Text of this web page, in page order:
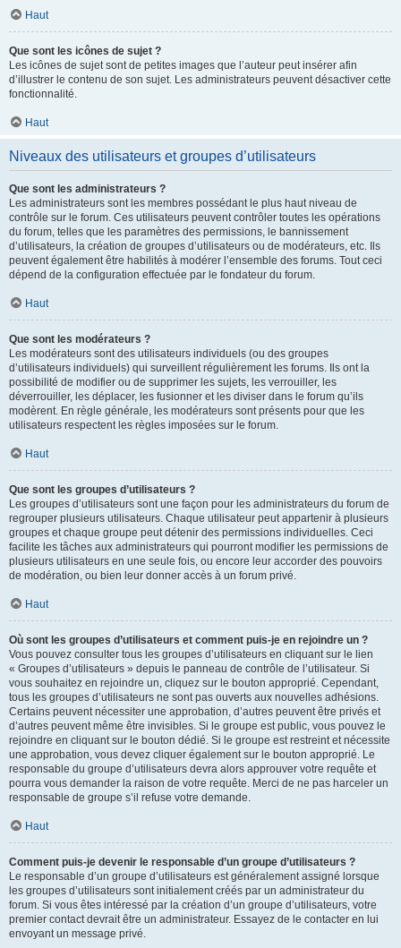
Haut
Que sont les icônes de sujet ?
Les icônes de sujet sont de petites images que l’auteur peut insérer afin
d’illustrer le contenu de son sujet. Les administrateurs peuvent désactiver cette
fonctionnalité.
Haut
Niveaux des utilisateurs et groupes d’utilisateurs
Que sont les administrateurs ?
Les administrateurs sont les membres possédant le plus haut niveau de
contrôle sur le forum. Ces utilisateurs peuvent contrôler toutes les opérations
du forum, telles que les paramètres des permissions, le bannissement
d’utilisateurs, la création de groupes d’utilisateurs ou de modérateurs, etc. Ils
peuvent également être habilités à modérer l’ensemble des forums. Tout ceci
dépend de la configuration effectuée par le fondateur du forum.
Haut
Que sont les modérateurs ?
Les modérateurs sont des utilisateurs individuels (ou des groupes
d’utilisateurs individuels) qui surveillent régulièrement les forums. Ils ont la
possibilité de modifier ou de supprimer les sujets, les verrouiller, les
déverrouiller, les déplacer, les fusionner et les diviser dans le forum qu’ils
modèrent. En règle générale, les modérateurs sont présents pour que les
utilisateurs respectent les règles imposées sur le forum.
Haut
Que sont les groupes d’utilisateurs ?
Les groupes d’utilisateurs sont une façon pour les administrateurs du forum de
regrouper plusieurs utilisateurs. Chaque utilisateur peut appartenir à plusieurs
groupes et chaque groupe peut détenir des permissions individuelles. Ceci
facilite les tâches aux administrateurs qui pourront modifier les permissions de
plusieurs utilisateurs en une seule fois, ou encore leur accorder des pouvoirs
de modération, ou bien leur donner accès à un forum privé.
Haut
Où sont les groupes d’utilisateurs et comment puis-je en rejoindre un ?
Vous pouvez consulter tous les groupes d’utilisateurs en cliquant sur le lien
« Groupes d’utilisateurs » depuis le panneau de contrôle de l’utilisateur. Si
vous souhaitez en rejoindre un, cliquez sur le bouton approprié. Cependant,
tous les groupes d’utilisateurs ne sont pas ouverts aux nouvelles adhésions.
Certains peuvent nécessiter une approbation, d’autres peuvent être privés et
d’autres peuvent même être invisibles. Si le groupe est public, vous pouvez le
rejoindre en cliquant sur le bouton dédié. Si le groupe est restreint et nécessite
une approbation, vous devez cliquer également sur le bouton approprié. Le
responsable du groupe d’utilisateurs devra alors approuver votre requête et
pourra vous demander la raison de votre requête. Merci de ne pas harceler un
responsable de groupe s’il refuse votre demande.
Haut
Comment puis-je devenir le responsable d’un groupe d’utilisateurs ?
Le responsable d’un groupe d’utilisateurs est généralement assigné lorsque
les groupes d’utilisateurs sont initialement créés par un administrateur du
forum. Si vous êtes intéressé par la création d’un groupe d’utilisateurs, votre
premier contact devrait être un administrateur. Essayez de le contacter en lui
envoyant un message privé.